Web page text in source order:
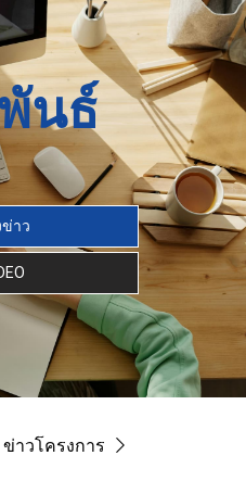
นธ์
าว
ข่าวโครงการ